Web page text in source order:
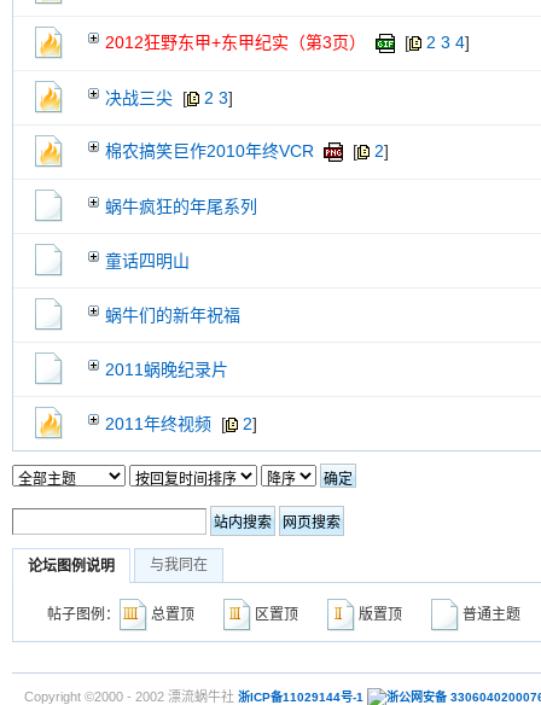
2012狂野东甲+东甲纪实（第3页） [ 2 3 4]
决战三尖 [ 2 3]
棉农搞笑巨作2010年终VCR [ 2]
蜗牛疯狂的年尾系列
童话四明山
蜗牛们的新年祝福
2011蜗晚纪录片
2011年终视频 [ 2]
论坛图例说明 与我同在
帖子图例： 总置顶 区置顶 版置顶 普通主
Copyright ©2000 - 2002 漂流蜗牛社 浙ICP备11029144号-1 浙公网安备